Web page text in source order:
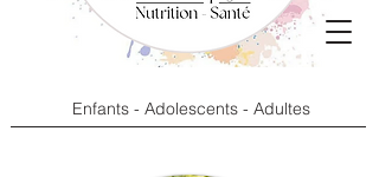
Enfants - Adolescents - Adultes